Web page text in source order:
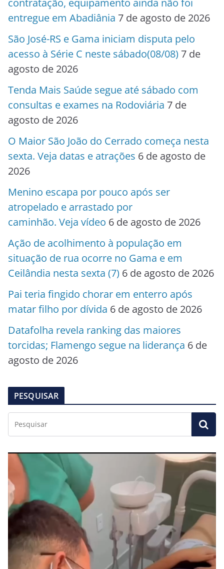
contratação, equipamento ainda não foi
entregue em Abadiânia 7 de agosto de 2026
São José-RS e Gama iniciam disputa pelo
acesso à Série C neste sábado(08/08) 7 de
agosto de 2026
Tenda Mais Saúde segue até sábado com
consultas e exames na Rodoviária 7 de
agosto de 2026
O Maior São João do Cerrado começa nesta
sexta. Veja datas e atrações 6 de agosto de
2026
Menino escapa por pouco após ser
atropelado e arrastado por
caminhão. Veja vídeo 6 de agosto de 2026
Ação de acolhimento à população em
situação de rua ocorre no Gama e em
Ceilândia nesta sexta (7) 6 de agosto de 2026
Pai teria fingido chorar em enterro após
matar filho por dívida 6 de agosto de 2026
Datafolha revela ranking das maiores
torcidas; Flamengo segue na liderança 6 de
agosto de 2026
PESQUISAR